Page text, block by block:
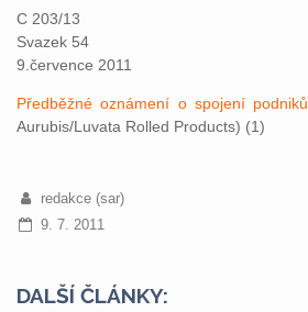
C 203/13
Svazek 54
9.července 2011
Předběžné oznámení o spojení podniků
Aurubis/Luvata Rolled Products) (1)
redakce (sar)
9. 7. 2011
DALŠÍ ČLÁNKY: